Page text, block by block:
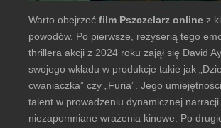
Warto obejrzeć film Pszczelarz online z
powodów. Po pierwsze, reżyserią tego
thrillera akcji z 2024 roku zajął się David
swojego wkładu w produkcje takie jak
cwaniaczka” czy „Furia”. Jego
talent w prowadzeniu dynamicznej narracji
niezapomniane wrażenia kinowe. Po